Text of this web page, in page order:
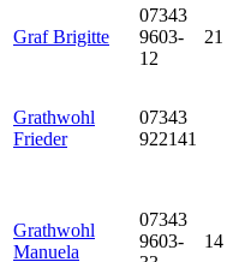
Graf Brigitte
07343
9603-
12
21
Grathwohl
Frieder
07343
922141
Grathwohl
Manuela
07343
9603-
14